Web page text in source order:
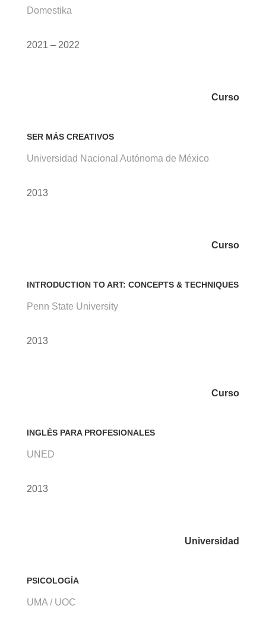
Domestika
2021 – 2022
Curso
SER MÁS CREATIVOS
Universidad Nacional Autónoma de México
2013
Curso
INTRODUCTION TO ART: CONCEPTS & TECHNIQUES
Penn State University
2013
Curso
INGLÉS PARA PROFESIONALES
UNED
2013
Universidad
PSICOLOGÍA
UMA / UOC